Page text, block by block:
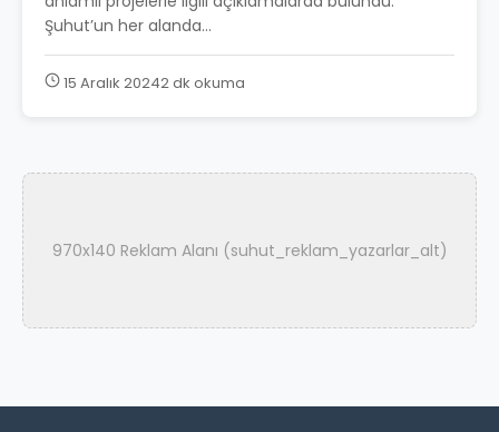
Şuhut’un her alanda...
15 Aralık 20242 dk okuma
970x140 Reklam Alanı (suhut_reklam_yazarlar_alt)